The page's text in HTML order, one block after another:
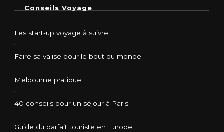
Conseils Voyage
Les start-up voyage à suivre
Faire sa valise pour le bout du monde
Melbourne pratique
40 conseils pour un séjour à Paris
Guide du parfait touriste en Europe